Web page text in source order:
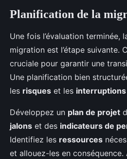
Planification de la
Une fois l’évaluation terminée,
migration est l’étape suivante.
cruciale pour garantir une
Une planification bien
les risques et les
Développez un plan de projet
jalons et des indicateurs de
Identifiez les ressources
et allouez-les en conséquence.